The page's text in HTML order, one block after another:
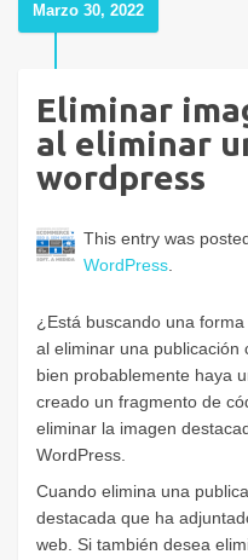
Marzo 30, 2022
Eliminar
al eliminar
wordpress
This entry was
WordPress
¿Está buscando una
al eliminar una publicación
bien probablemente haya
creado un fragmento de
eliminar la imagen
WordPress.
Cuando elimina una
destacada que ha
web. Si también desea